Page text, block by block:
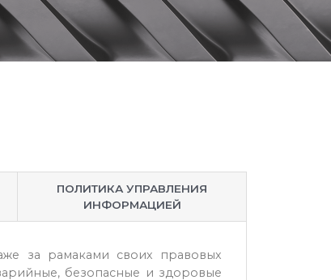
ПОЛИТИКА УПРАВЛЕНИЯ
ИНФОРМАЦИЕЙ
за рамаками своих правовых
безопасные и здоровые